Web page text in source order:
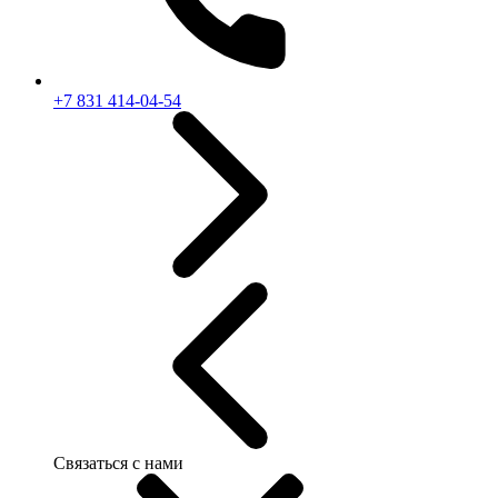
+7 831 414-04-54
Связаться с нами